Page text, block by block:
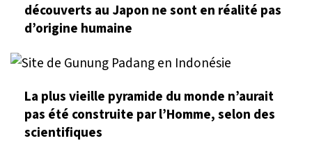
découverts au Japon ne sont en réalité pas
d’origine humaine
La plus vieille pyramide du monde n’aurait
pas été construite par l’Homme, selon des
scientifiques